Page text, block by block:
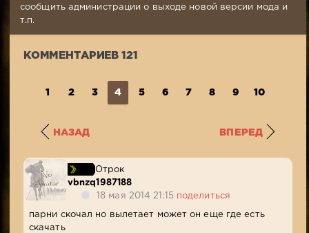
Просмотров:
сообщить администрации о выходе новой версии мода и
т.п.
КОММЕНТАРИЕВ 121
1 2 3 4 5 6 7 8 9 10
НАЗАД ВПЕРЕД
Отрок
vbnzq1987188
18 мая 2014 21:15 поделиться
парни скочал но вылетает может он еще где есть
скачать